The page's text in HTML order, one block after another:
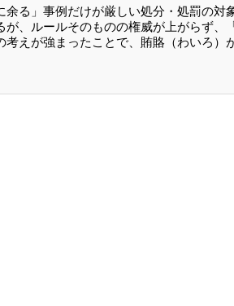
る」事例だけが厳しい処分・処罰の対
が、ルールそのものの権威が上がらず、
考えが強まったことで、賄賂（わいろ）